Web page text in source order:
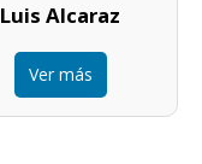
Luis Alcaraz
Ver más